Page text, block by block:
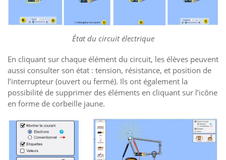
État du circuit électrique
En cliquant sur chaque élément du circuit, les élèves peuvent
aussi consulter son état : tension, résistance, et position de
l’interrupteur (ouvert ou fermé). Ils ont également la
possibilité de supprimer des éléments en cliquant sur l’icône
en forme de corbeille jaune.